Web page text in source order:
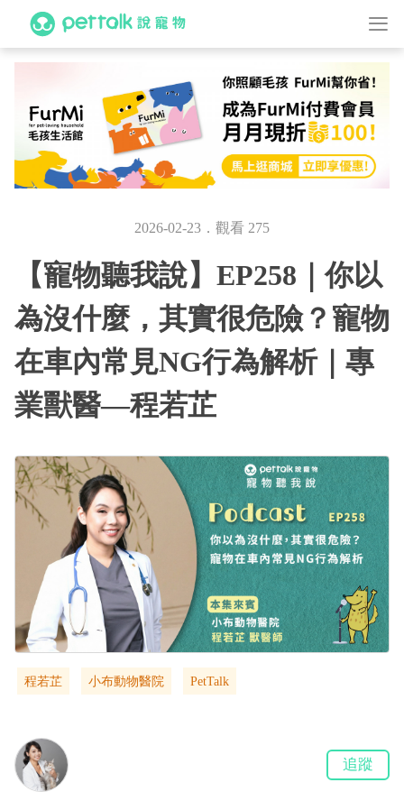
2026-02-23．觀看 275
【寵物聽我說】EP258｜你以
為沒什麼，其實很危險？寵物
在車內常見NG行為解析｜專
業獸醫—程若芷
程若芷 小布動物醫院 PetTalk
追蹤